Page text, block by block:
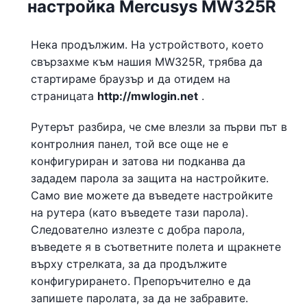
настройка Mercusys MW325R
Нека продължим. На устройството, което
свързахме към нашия MW325R, трябва да
стартираме браузър и да отидем на
страницата http://mwlogin.net .
Рутерът разбира, че сме влезли за първи път в
контролния панел, той все още не е
конфигуриран и затова ни подканва да
зададем парола за защита на настройките.
Само вие можете да въведете настройките
на рутера (като въведете тази парола).
Следователно излезте с добра парола,
въведете я в съответните полета и щракнете
върху стрелката, за да продължите
конфигурирането. Препоръчително е да
запишете паролата, за да не забравите.